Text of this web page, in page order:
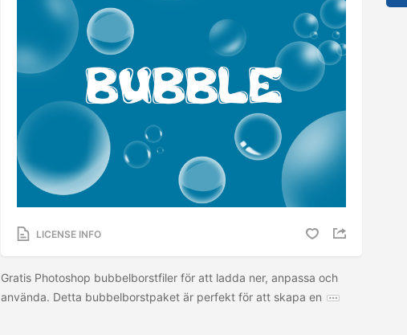
LICENSE INFO
Gratis Photoshop bubbelborstfiler för att ladda ner, anpassa och
använda. Detta bubbelborstpaket är perfekt för att skapa en